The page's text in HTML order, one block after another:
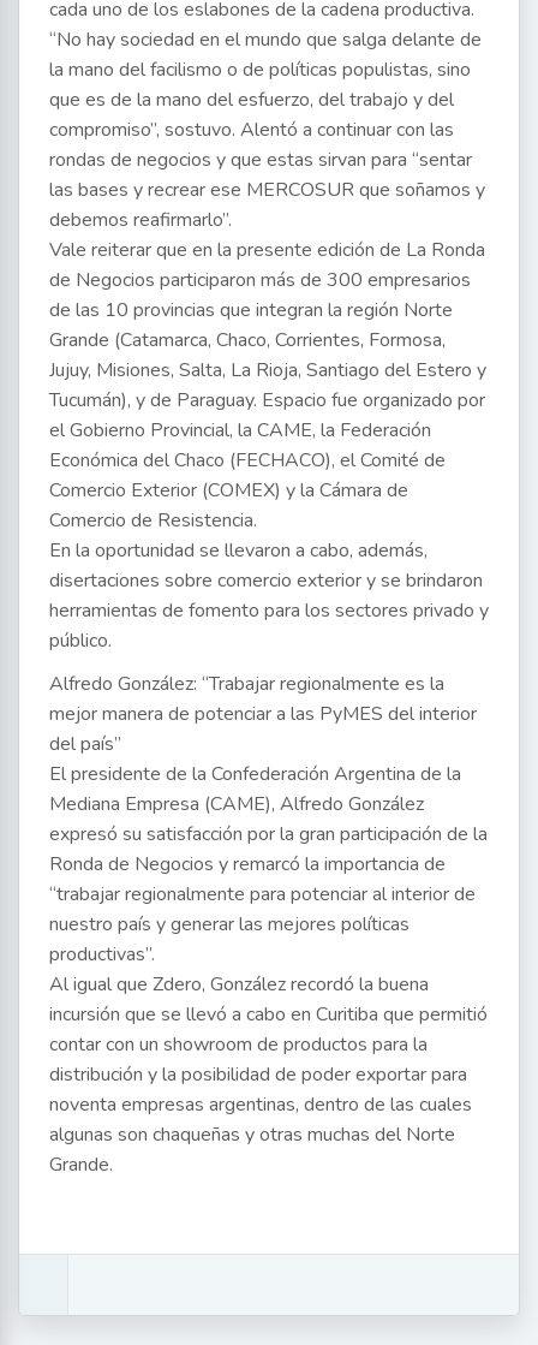
cada uno de los eslabones de la cadena productiva.
“No hay sociedad en el mundo que salga delante de
la mano del facilismo o de políticas populistas, sino
que es de la mano del esfuerzo, del trabajo y del
compromiso”, sostuvo. Alentó a continuar con las
rondas de negocios y que estas sirvan para “sentar
las bases y recrear ese MERCOSUR que soñamos y
debemos reafirmarlo”.
Vale reiterar que en la presente edición de La Ronda
de Negocios participaron más de 300 empresarios
de las 10 provincias que integran la región Norte
Grande (Catamarca, Chaco, Corrientes, Formosa,
Jujuy, Misiones, Salta, La Rioja, Santiago del Estero y
Tucumán), y de Paraguay. Espacio fue organizado por
el Gobierno Provincial, la CAME, la Federación
Económica del Chaco (FECHACO), el Comité de
Comercio Exterior (COMEX) y la Cámara de
Comercio de Resistencia.
En la oportunidad se llevaron a cabo, además,
disertaciones sobre comercio exterior y se brindaron
herramientas de fomento para los sectores privado y
público.
Alfredo González: “Trabajar regionalmente es la
mejor manera de potenciar a las PyMES del interior
del país”
El presidente de la Confederación Argentina de la
Mediana Empresa (CAME), Alfredo González
expresó su satisfacción por la gran participación de la
Ronda de Negocios y remarcó la importancia de
“trabajar regionalmente para potenciar al interior de
nuestro país y generar las mejores políticas
productivas”.
Al igual que Zdero, González recordó la buena
incursión que se llevó a cabo en Curitiba que permitió
contar con un showroom de productos para la
distribución y la posibilidad de poder exportar para
noventa empresas argentinas, dentro de las cuales
algunas son chaqueñas y otras muchas del Norte
Grande.